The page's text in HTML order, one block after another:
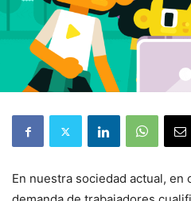
En nuestra sociedad actual, en